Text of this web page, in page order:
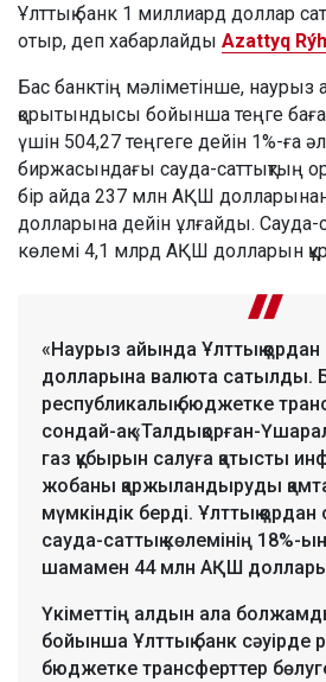
Ұлттық банк 1 миллиард доллар
отыр, деп хабарлайды Azattyq
Бас банктің мәліметінше,
қорытындысы бойынша теңге
үшін 504,27 теңгеге дейін 1%-ға
биржасындағы сауда-саттықтың
бір айда 237 млн АҚШ
долларына дейін ұлғайды. Сауда-
көлемі 4,1 млрд АҚШ долларын
«Наурыз айында Ұлттық
долларына валюта сатылды.
республикалық бюджетке
сондай-ақ «Талдықорған-
газ құбырын салуға қатысты
жобаны қаржыландыруды
мүмкіндік берді. Ұлттық
сауда-саттық көлемінің 18%-
шамамен 44 млн АҚШ
Үкіметтің алдын ала
бойынша Ұлттық банк сәуірде
бюджетке трансферттер